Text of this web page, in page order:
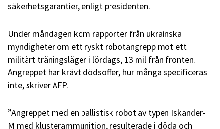
säkerhetsgarantier, enligt presidenten.
Under måndagen kom rapporter från ukrainska
myndigheter om ett ryskt robotangrepp mot ett
militärt träningsläger i lördags, 13 mil från fronten.
Angreppet har krävt dödsoffer, hur många specificeras
inte, skriver AFP.
”Angreppet med en ballistisk robot av typen Iskander-
M med klusterammunition, resulterade i döda och